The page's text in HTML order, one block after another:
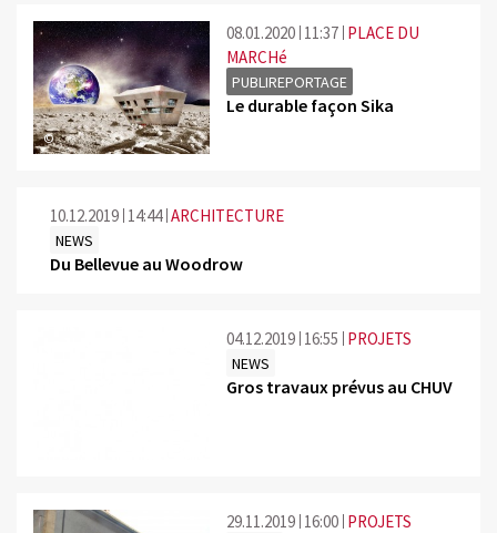
©
08.01.2020 11:37 PLACE DU
MARCHé
PUBLIREPORTAGE
Le durable façon Sika
10.12.2019 14:44 ARCHITECTURE
NEWS
Du Bellevue au Woodrow
04.12.2019 16:55 PROJETS
NEWS
Gros travaux prévus au CHUV
29.11.2019 16:00 PROJETS